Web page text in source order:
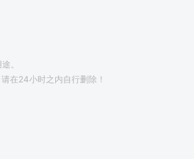
。
在24小时之内自行删除！